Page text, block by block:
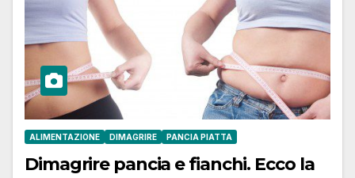
ALIMENTAZIONE DIMAGRIRE PANCIA PIATTA
Dimagrire pancia e fianchi. Ecco la